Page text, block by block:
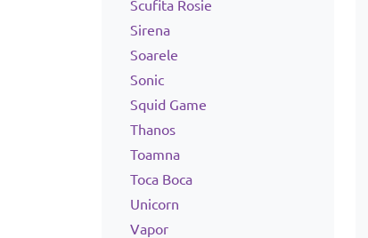
Scufita Rosie
Sirena
Soarele
Sonic
Squid Game
Thanos
Toamna
Toca Boca
Unicorn
Vapor